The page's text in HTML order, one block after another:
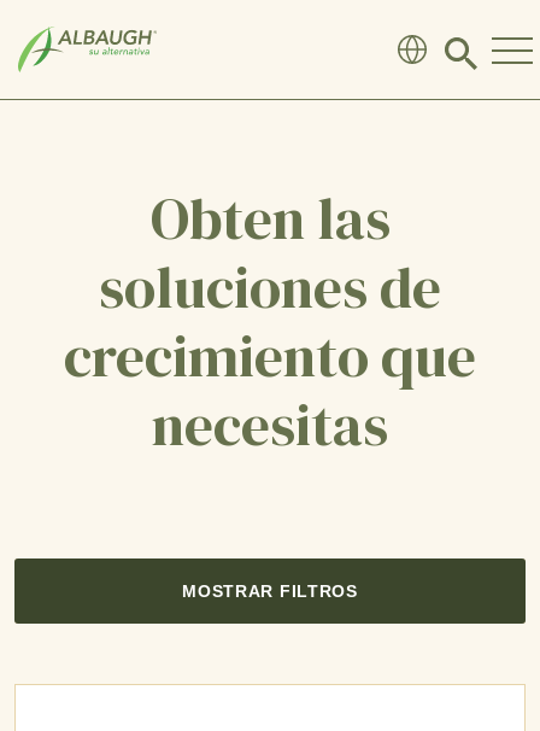
Click
search
Obten las
soluciones de
crecimiento que
necesitas
MOSTRAR FILTROS